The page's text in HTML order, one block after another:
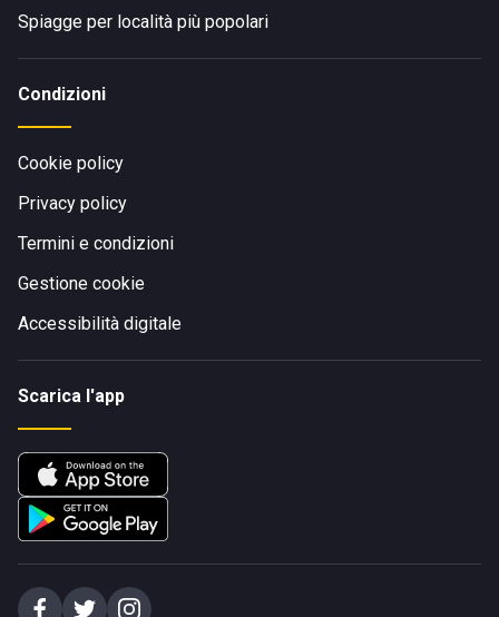
Spiagge per località più popolari
Condizioni
Cookie policy
Privacy policy
Termini e condizioni
Gestione cookie
Accessibilità digitale
Scarica l'app